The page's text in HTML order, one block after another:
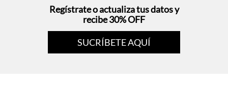
Regístrate o actualiza tus datos y
recibe 30% OFF
SUCRÍBETE AQUÍ